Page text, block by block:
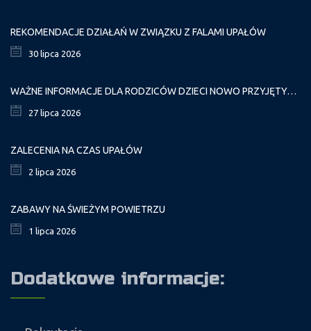
REKOMENDACJE DZIAŁAŃ W ZWIĄZKU Z FALAMI UPAŁÓW
30 lipca 2026
WAŻNE INFORMACJE DLA RODZICÓW DZIECI NOWO PRZYJĘTYCH GR. I
27 lipca 2026
ZALECENIA NA CZAS UPAŁÓW
2 lipca 2026
ZABAWY NA ŚWIEŻYM POWIETRZU
1 lipca 2026
Dodatkowe informacje: